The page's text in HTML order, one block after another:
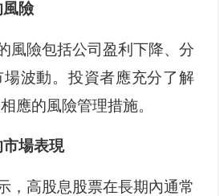
險
風險包括公司盈利下降、分
波動。投資者應充分了解
應的風險管理措施。
場表現
，高股息股票在長期內通常